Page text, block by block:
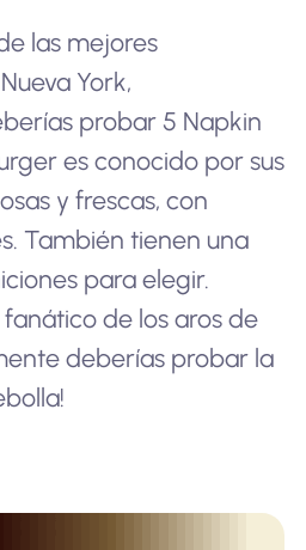
las mejores
York,
probar 5 Napkin
es conocido por sus
y frescas, con
También tienen una
para elegir.
fanático de los aros de
deberías probar la